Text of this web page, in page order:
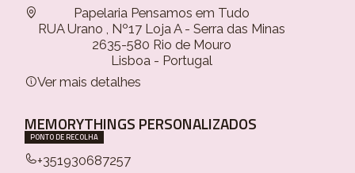
Papelaria Pensamos em Tudo
RUA Urano , Nº17 Loja A - Serra das Minas
2635-580 Rio de Mouro
Lisboa - Portugal
Ver mais detalhes
MEMORYTHINGS PERSONALIZADOS
PONTO DE RECOLHA
+351930687257